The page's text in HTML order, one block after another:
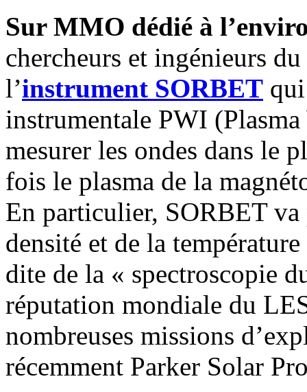
Sur MMO dédié à
chercheurs et ingénieurs
l’instrument SORBET
instrumentale PWI
mesurer les ondes dans le
fois le plasma de la
En particulier, SORBET va
densité et de la
dite de la « spectroscopie
réputation mondiale du
nombreuses missions
récemment Parker Solar